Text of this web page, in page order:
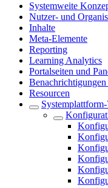
Systemweite
Nutzer- und
Inhalte
Meta-Elemente
Reporting
Learning Analytics
Portalseiten und
Resourcen